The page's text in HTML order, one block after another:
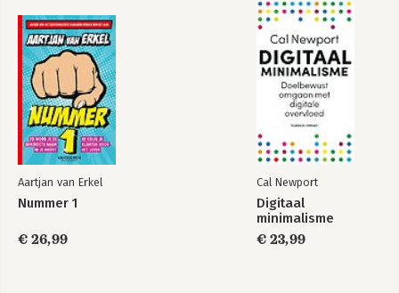
Aartjan van Erkel
Nummer 1
€ 26,99
Cal Newport
Digitaal
minimalisme
€ 23,99